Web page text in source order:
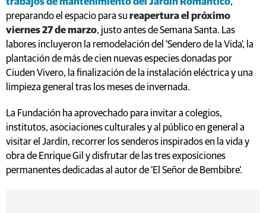
trabajos de mantenimiento del Jardín Romántico,
preparando el espacio para su reapertura el próximo
viernes 27 de marzo, justo antes de Semana Santa. Las
labores incluyeron la remodelación del 'Sendero de la Vida', la
plantación de más de cien nuevas especies donadas por
Ciuden Vivero, la finalización de la instalación eléctrica y una
limpieza general tras los meses de invernada.
La Fundación ha aprovechado para invitar a colegios,
institutos, asociaciones culturales y al público en general a
visitar el Jardín, recorrer los senderos inspirados en la vida y
obra de Enrique Gil y disfrutar de las tres exposiciones
permanentes dedicadas al autor de 'El Señor de Bembibre'.